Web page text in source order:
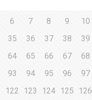
6 7 8 9 10
35 36 37 38 39
64 65 66 67 68
93 94 95 96 97
122 123 124 125 126